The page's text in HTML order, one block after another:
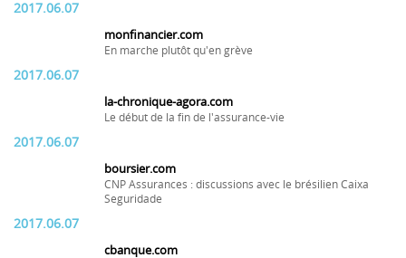
2017.06.07
monfinancier.com
En marche plutôt qu'en grève
2017.06.07
la-chronique-agora.com
Le début de la fin de l'assurance-vie
2017.06.07
boursier.com
CNP Assurances : discussions avec le brésilien Caixa
Seguridade
2017.06.07
cbanque.com